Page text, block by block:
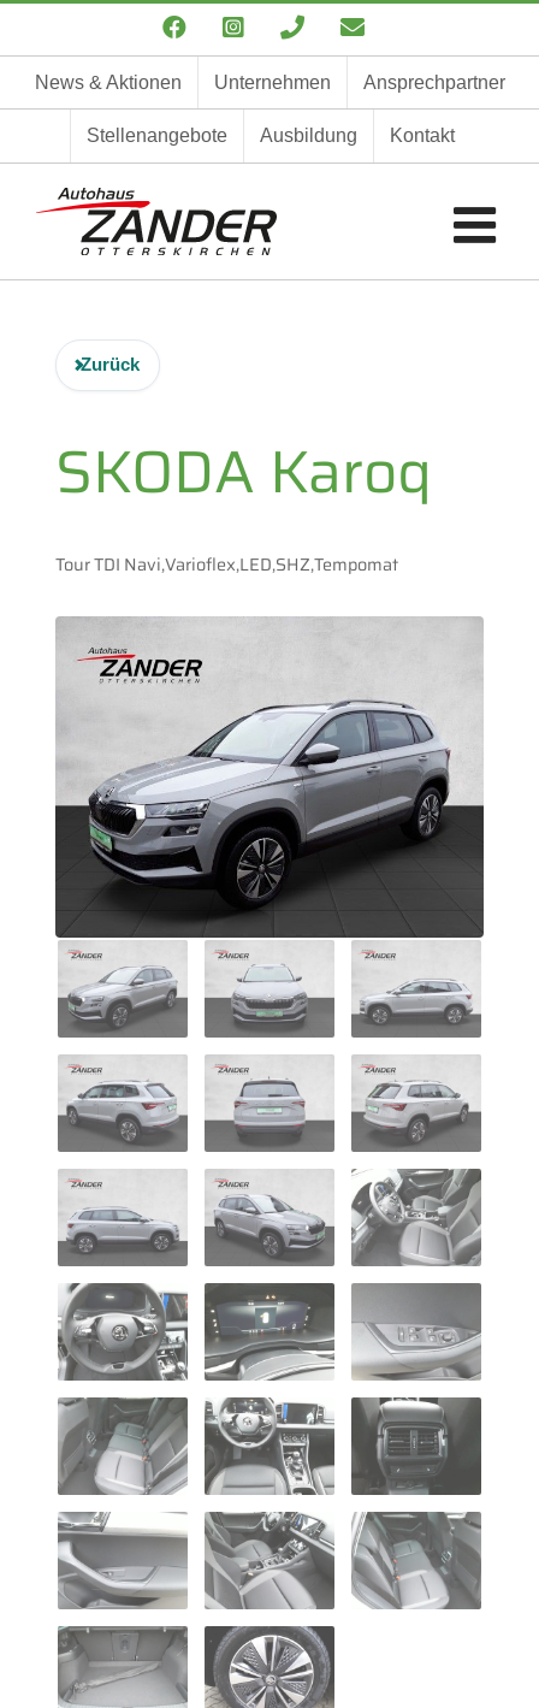
springen
FacebookInstagram
TelefonE-
Mail
News & Aktionen Unternehmen Ansprechpartner
Stellenangebote Ausbildung Kontakt
Zurück
SKODA Karoq
Tour TDI Navi,Varioflex,LED,SHZ,Tempomat